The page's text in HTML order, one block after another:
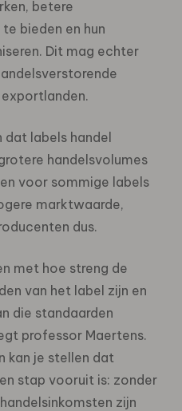
betere
bieden en hun
Dit mag echter
labels handel
handelsvolumes
voor sommige labels
marktwaarde,
dus.
met hoe streng de
van het label zijn en
die standaarden
professor Maertens.
kan je stellen dat
stap vooruit is: zonder
zijn